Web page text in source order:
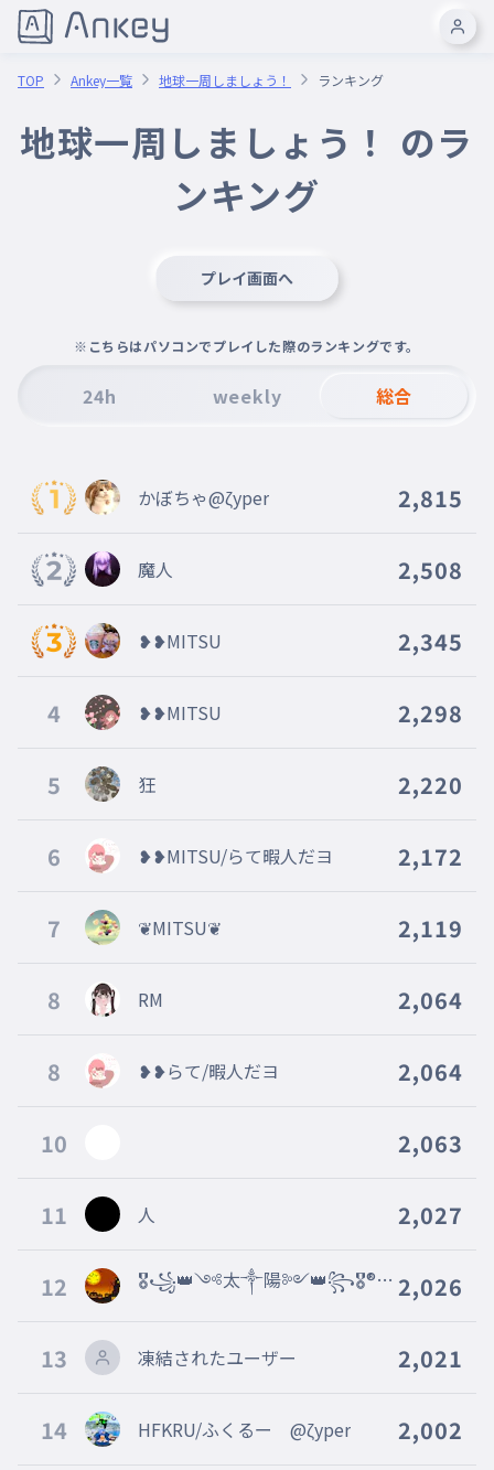
TOP Ankey一覧 地球一周しましょう！ ランキング
地球一周しましょう！ のラ
ンキング
プレイ画面へ
※こちらはパソコンでプレイした際のランキングです。
24h weekly 総合
かぼちゃ@ζyper 2,815
魔人 2,508
❥❥MITSU 2,345
4 ❥❥MITSU 2,298
5 狂 2,220
6 ❥❥MITSU/らて暇人だヨ 2,172
7 ❦MITSU❦ 2,119
8 RM 2,064
8 ❥❥らて/暇人だヨ 2,064
10 2,063
11 人 2,027
12
🎖꧁👑༺太༒陽༻👑꧂🎖®フ 2,026
13 凍結されたユーザー 2,021
14 HFKRU/ふくるー @ζyper 2,002